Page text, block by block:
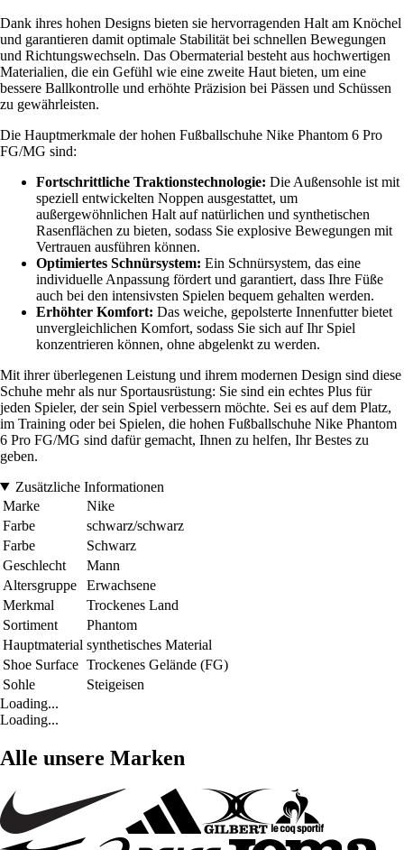
Dank ihres hohen Designs bieten sie hervorragenden Halt am Knöchel
und garantieren damit optimale Stabilität bei schnellen Bewegungen
und Richtungswechseln. Das Obermaterial besteht aus hochwertigen
Materialien, die ein Gefühl wie eine zweite Haut bieten, um eine
bessere Ballkontrolle und erhöhte Präzision bei Pässen und Schüssen
zu gewährleisten.
Die Hauptmerkmale der hohen Fußballschuhe Nike Phantom 6 Pro
FG/MG sind:
Fortschrittliche Traktionstechnologie: Die Außensohle ist mit
speziell entwickelten Noppen ausgestattet, um
außergewöhnlichen Halt auf natürlichen und synthetischen
Rasenflächen zu bieten, sodass Sie explosive Bewegungen mit
Vertrauen ausführen können.
Optimiertes Schnürsystem: Ein Schnürsystem, das eine
individuelle Anpassung fördert und garantiert, dass Ihre Füße
auch bei den intensivsten Spielen bequem gehalten werden.
Erhöhter Komfort: Das weiche, gepolsterte Innenfutter bietet
unvergleichlichen Komfort, sodass Sie sich auf Ihr Spiel
konzentrieren können, ohne abgelenkt zu werden.
Mit ihrer überlegenen Leistung und ihrem modernen Design sind diese
Schuhe mehr als nur Sportausrüstung: Sie sind ein echtes Plus für
jeden Spieler, der sein Spiel verbessern möchte. Sei es auf dem Platz,
im Training oder bei Spielen, die hohen Fußballschuhe Nike Phantom
6 Pro FG/MG sind dafür gemacht, Ihnen zu helfen, Ihr Bestes zu
geben.
Zusätzliche Informationen
Marke
Nike
Farbe
schwarz/schwarz
Farbe
Schwarz
Geschlecht
Mann
Altersgruppe
Erwachsene
Merkmal
Trockenes Land
Sortiment
Phantom
Hauptmaterial synthetisches Material
Shoe Surface Trockenes Gelände (FG)
Sohle
Steigeisen
Loading...
Loading...
Alle unsere Marken